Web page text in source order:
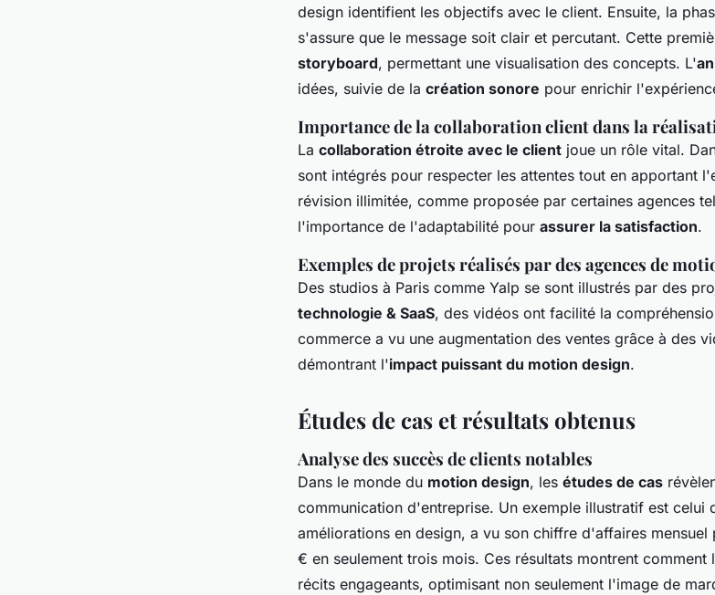
design identifient les objectifs avec le client. Ensuite, la
s'assure que le message soit clair et percutant. Cette
storyboard, permettant une visualisation des concepts. L'
idées, suivie de la création sonore pour enrichir
Importance de la collaboration client dans la
La collaboration étroite avec le client joue un rôle vital.
sont intégrés pour respecter les attentes tout en apportant
révision illimitée, comme proposée par certaines agences
l'importance de l'adaptabilité pour assurer la satisfaction.
Exemples de projets réalisés par des agences de
Des studios à Paris comme Yalp se sont illustrés par des
technologie & SaaS, des vidéos ont facilité la
commerce a vu une augmentation des ventes grâce à des
démontrant l'impact puissant du motion design.
Études de cas et résultats obtenus
Analyse des succès de clients notables
Dans le monde du motion design, les études de cas
communication d'entreprise. Un exemple illustratif est celui
améliorations en design, a vu son chiffre d'affaires
€ en seulement trois mois. Ces résultats montrent
récits engageants, optimisant non seulement l'image de